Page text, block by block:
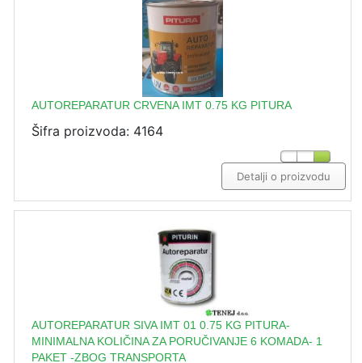
AUTOREPARATUR CRVENA IMT 0.75 KG PITURA
Šifra proizvoda: 4164
Detalji o proizvodu
AUTOREPARATUR SIVA IMT 01 0.75 KG PITURA-
MINIMALNA KOLIČINA ZA PORUČIVANJE 6 KOMADA- 1
PAKET -ZBOG TRANSPORTA